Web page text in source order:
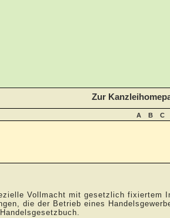
Zur
A B C
Vollmacht mit gesetzlich fixiertem
die der Betrieb eines